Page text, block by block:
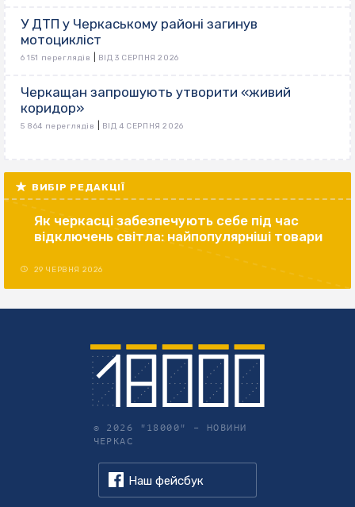
У ДТП у Черкаському районі загинув
мотоцикліст
6 151 переглядів ВІД 3 СЕРПНЯ 2026
Черкащан запрошують утворити «живий
коридор»
5 864 переглядів ВІД 4 СЕРПНЯ 2026
ВИБІР РЕДАКЦІЇ
Як черкасці забезпечують себе під час
відключень світла: найпопулярніші товари
29 ЧЕРВНЯ 2026
© 2026 "18000" – НОВИНИ
ЧЕРКАС
Наш фейсбук